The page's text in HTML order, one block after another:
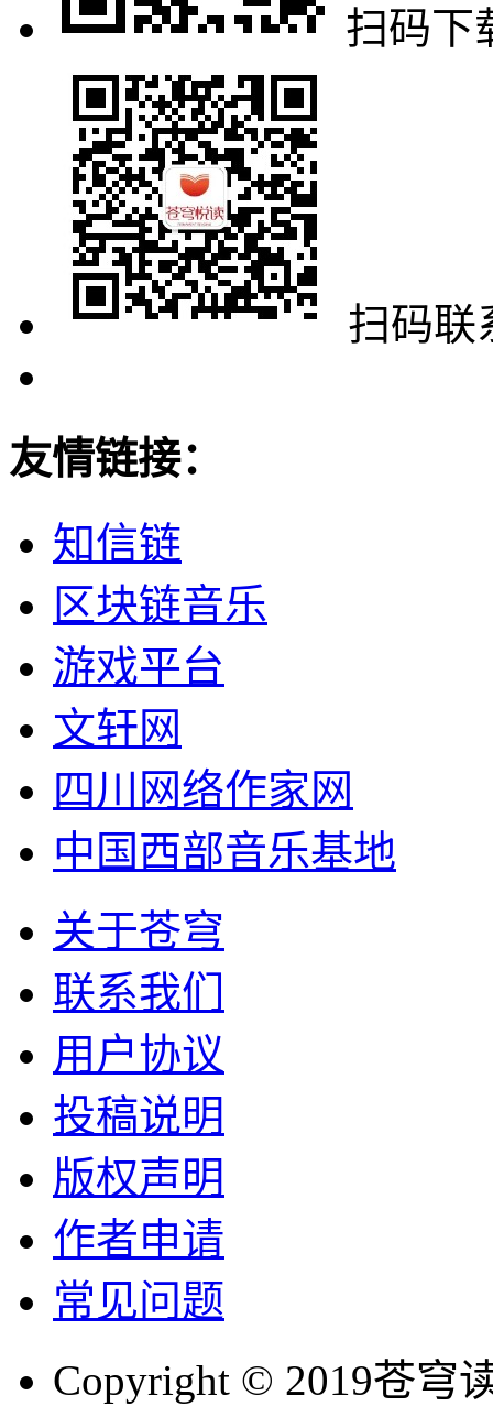
扫码下
扫码联
友情链接：
知信链
区块链音乐
游戏平台
文轩网
四川网络作家网
中国西部音乐基地
关于苍穹
联系我们
用户协议
投稿说明
版权声明
作者申请
常见问题
Copyright © 2019苍穹